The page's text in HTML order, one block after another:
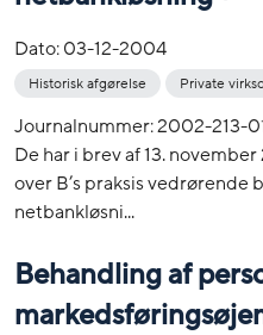
Dato:03-12-2004
Historisk afgørelse Private
Journalnummer: 2002-213-
De har i brev af 13.
over B’s praksis vedrørende
netbankløsni...
Behandling af